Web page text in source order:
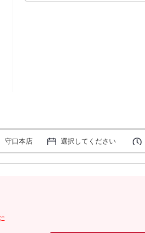
守口本店 選択してください